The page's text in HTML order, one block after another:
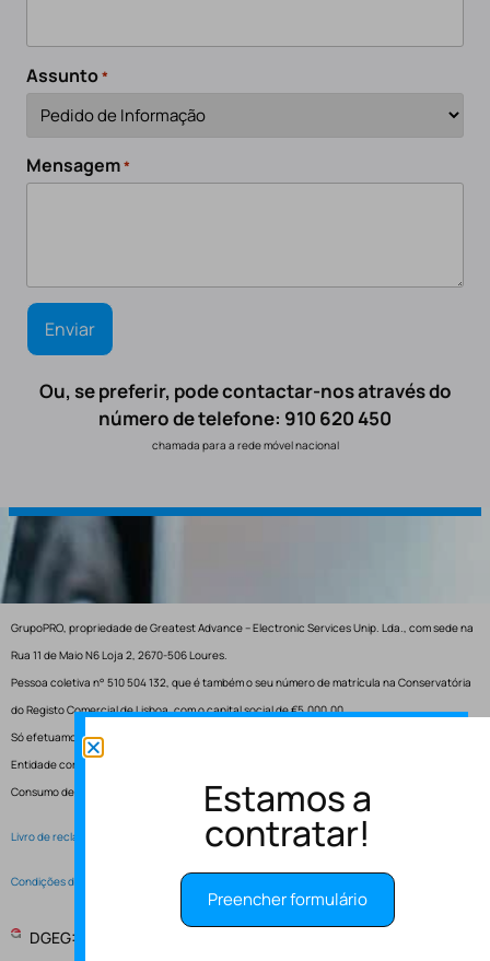
Assunto*
Mensagem*
Ou, se preferir, pode contactar-nos através do
número de telefone: 910 620 450
chamada para a rede móvel nacional
GrupoPRO, propriedade de Greatest Advance – Electronic Services Unip. Lda., com sede na
Rua 11 de Maio N6 Loja 2, 2670-506 Loures.
Pessoa coletiva n° 510 504 132, que é também o seu número de matrícula na Conservatória
do Registo Comercial de Lisboa, com o capital social de €5.000,00.
Só efetuamos entregas em Portugal.
Entidade competente para resolução de conflitos – Centro de Arbitragem de Conflitos de
Consumo de Lisboa.
Livro de reclamações electrónico
Condições de Serviço
DGEG: Entidade Instaladora EI-2997
Estamos a
contratar!
Preencher formulário